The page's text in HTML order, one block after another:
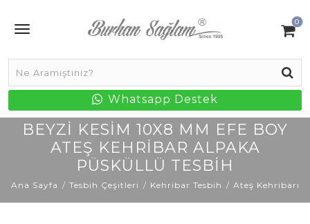
0
Whatsapp Destek
BEYZI KESIM 10X8 MM EFE BOY
ATEŞ KEHRIBAR ALPAKA
PÜSKÜLLÜ TESBIH
Ana Sayfa Tesbih Çeşitleri Kehribar Tesbih Ateş Kehribarı